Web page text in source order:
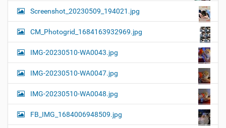
Screenshot_20230509_194021.jpg
CM_Photogrid_1684163932969.jpg
IMG-20230510-WA0043.jpg
IMG-20230510-WA0047.jpg
IMG-20230510-WA0048.jpg
FB_IMG_1684006948509.jpg